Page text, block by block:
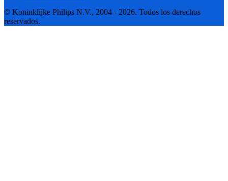
© Koninklijke Philips N.V., 2004 - 2026. Todos los derechos
reservados.